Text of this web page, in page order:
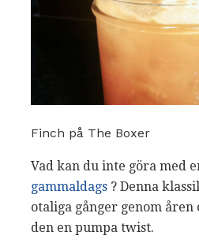
Finch på The Boxer
Vad kan du inte göra med
gammaldags ? Denna
otaliga gånger genom åren
den en pumpa twist.